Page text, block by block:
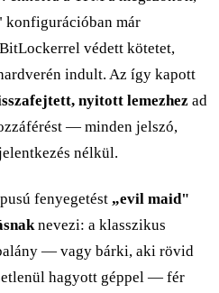
konfigurációban már
védett kötetet,
indult. Az így kapott
nyitott lemezhez ad
— minden jelszó,
nélkül.
fenyegetést „evil maid"
nevezi: a klasszikus
— vagy bárki, aki rövid
hagyott géppel — fér